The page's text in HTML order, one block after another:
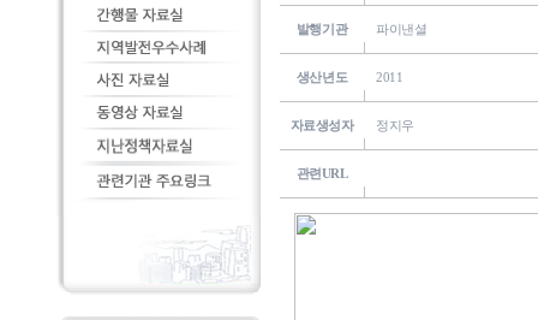
발행기관 파이낸셜
생산년도 2011
자료생성자 정지우
관련URL